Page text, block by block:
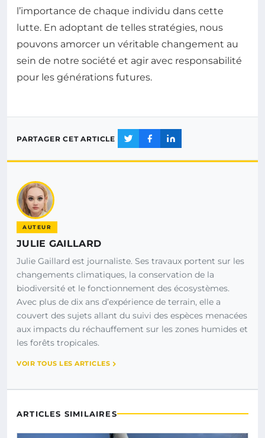
l’importance de chaque individu dans cette
lutte. En adoptant de telles stratégies, nous
pouvons amorcer un véritable changement au
sein de notre société et agir avec responsabilité
pour les générations futures.
PARTAGER CET ARTICLE
AUTEUR
JULIE GAILLARD
Julie Gaillard est journaliste. Ses travaux portent sur les
changements climatiques, la conservation de la
biodiversité et le fonctionnement des écosystèmes.
Avec plus de dix ans d’expérience de terrain, elle a
couvert des sujets allant du suivi des espèces menacées
aux impacts du réchauffement sur les zones humides et
les forêts tropicales.
VOIR TOUS LES ARTICLES
ARTICLES SIMILAIRES